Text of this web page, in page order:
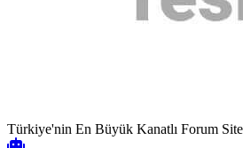
Türkiye'nin En Büyük Kanatlı Forum